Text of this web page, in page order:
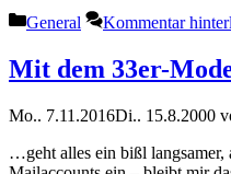
Kategorien
General Kommentar
Mit dem 33er-
Mo.. 7.11.2016Di.. 15.8.2000
…geht alles ein bißl langsamer,